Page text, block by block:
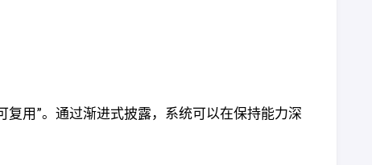
复用”。通过渐进式披露，系统可以在保持能力深